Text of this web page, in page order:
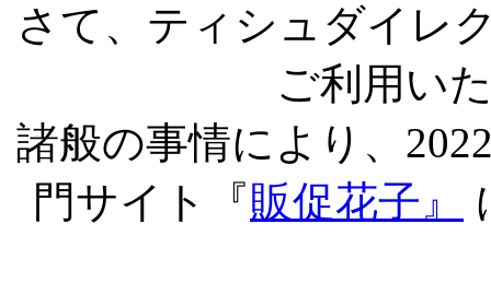
さて、ティシュダイレ
ご利用い
諸般の事情により、
門サイト『販促花子』